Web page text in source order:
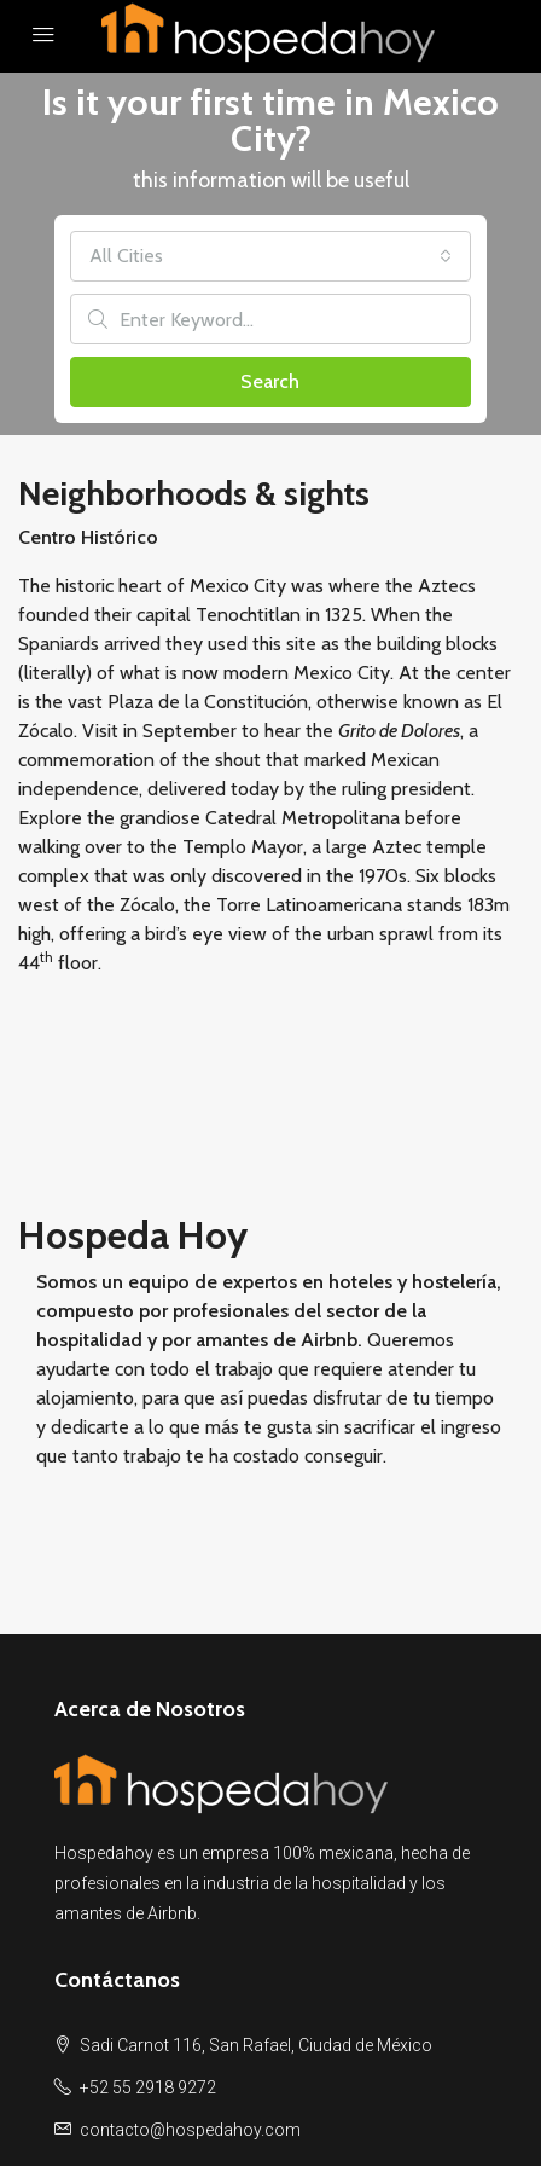
Is it your first time in Mexico
City?
this information will be useful
All Cities
Search
Neighborhoods & sights
Centro Histórico
The historic heart of Mexico City was where the Aztecs
founded their capital Tenochtitlan in 1325. When the
Spaniards arrived they used this site as the building blocks
(literally) of what is now modern Mexico City. At the center
is the vast Plaza de la Constitución, otherwise known as El
Zócalo. Visit in September to hear the Grito de Dolores, a
commemoration of the shout that marked Mexican
independence, delivered today by the ruling president.
Explore the grandiose Catedral Metropolitana before
walking over to the Templo Mayor, a large Aztec temple
complex that was only discovered in the 1970s. Six blocks
west of the Zócalo, the Torre Latinoamericana stands 183m
high, offering a bird’s eye view of the urban sprawl from its
44th floor.
Hospeda Hoy
Somos un equipo de expertos en hoteles y hostelería,
compuesto por profesionales del sector de la
hospitalidad y por amantes de Airbnb. Queremos
ayudarte con todo el trabajo que requiere atender tu
alojamiento, para que así puedas disfrutar de tu tiempo
y dedicarte a lo que más te gusta sin sacrificar el ingreso
que tanto trabajo te ha costado conseguir.
Acerca de Nosotros
Hospedahoy es un empresa 100% mexicana, hecha de
profesionales en la industria de la hospitalidad y los
amantes de Airbnb.
Contáctanos
Sadi Carnot 116, San Rafael, Ciudad de México
+52 55 2918 9272
contacto@hospedahoy.com